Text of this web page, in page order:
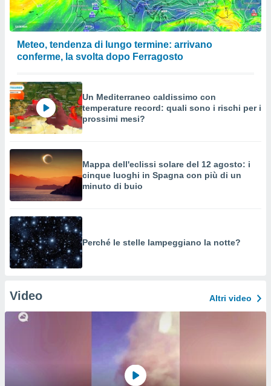
Meteo, tendenza di lungo termine: arrivano
conferme, la svolta dopo Ferragosto
Un Mediterraneo caldissimo con
temperature record: quali sono i rischi per i
prossimi mesi?
Mappa dell'eclissi solare del 12 agosto: i
cinque luoghi in Spagna con più di un
minuto di buio
Perché le stelle lampeggiano la notte?
Video Altri video